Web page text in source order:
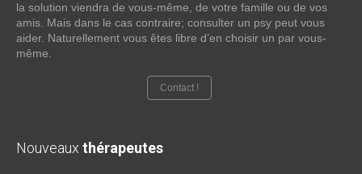
la solution viendra de vous-même, de votre famille ou de vos
amis. Mais dans le cas contraire; consulter un psy peut vous
aider. Naturellement vous êtes libre d’en choisir un par vous-
même.
Contact !
Nouveaux thérapeutes